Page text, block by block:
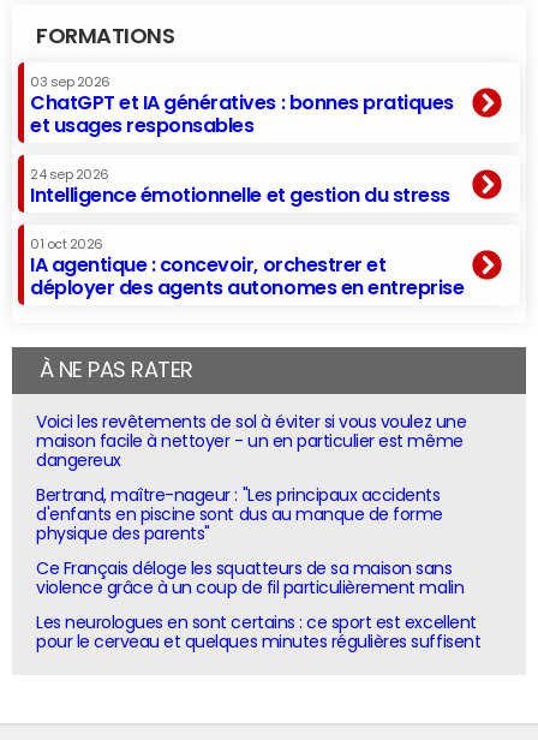
FORMATIONS
03 sep 2026
ChatGPT et IA génératives : bonnes pratiques
et usages responsables
24 sep 2026
Intelligence émotionnelle et gestion du stress
01 oct 2026
IA agentique : concevoir, orchestrer et
déployer des agents autonomes en entreprise
À NE PAS RATER
Voici les revêtements de sol à éviter si vous voulez une
maison facile à nettoyer - un en particulier est même
dangereux
Bertrand, maître-nageur : "Les principaux accidents
d'enfants en piscine sont dus au manque de forme
physique des parents"
Ce Français déloge les squatteurs de sa maison sans
violence grâce à un coup de fil particulièrement malin
Les neurologues en sont certains : ce sport est excellent
pour le cerveau et quelques minutes régulières suffisent